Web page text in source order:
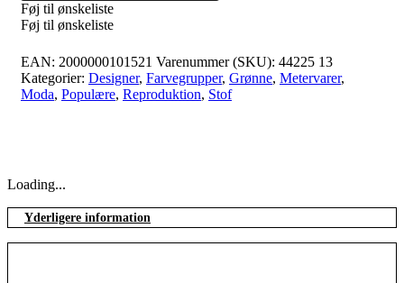
Føj til ønskeliste
Føj til ønskeliste
EAN: 2000000101521 Varenummer (SKU): 44225 13
Kategorier: Designer, Farvegrupper, Grønne, Metervarer,
Moda, Populære, Reproduktion, Stof
Loading...
Yderligere information